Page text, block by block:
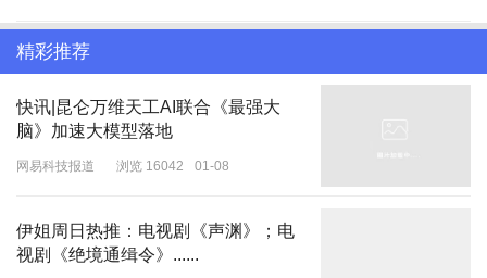
后，满脸惊呆的表情也是引人遐想。
精彩推荐
快讯|昆仑万维天工AI联合《最强大
脑》加速大模型落地
网易科技报道 浏览 16042 01-08
伊姐周日热推：电视剧《声渊》；电
视剧《绝境通缉令》......